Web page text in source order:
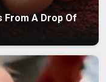
From A Drop Of